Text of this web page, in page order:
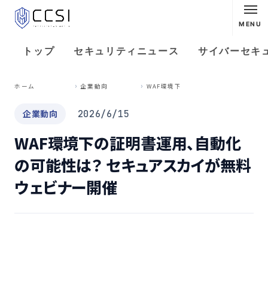
MENU
トップ セキュリティニュース サイバーセキ
ホーム 企業動向
企業動向 2026/6/15
WAF環境下の証明書運用、自動化
の可能性は？ セキュアスカイが無料
ウェビナー開催